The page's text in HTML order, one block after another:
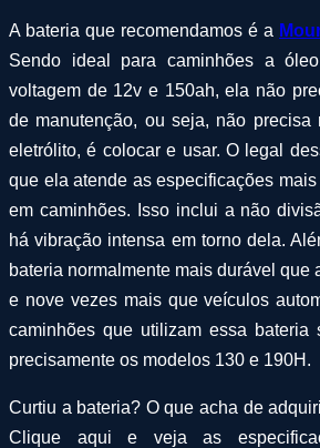
A bateria que recomendamos é a
Sendo ideal para caminhões a
voltagem de 12v e 150ah, ela não
de manutenção, ou seja, não precisa
eletrólito, é colocar e usar. O legal
que ela atende as especificações
em caminhões. Isso inclui a não
há vibração intensa em torno dela.
bateria normalmente mais durável que
e nove vezes mais que veículos
caminhões que utilizam essa
precisamente os modelos 130 e 190H.
Curtiu a bateria? O que acha de
Clique aqui e veja as